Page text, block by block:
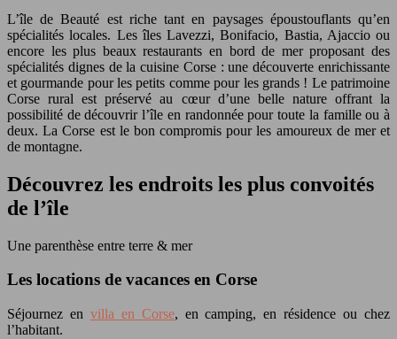
L’île de Beauté est riche tant en paysages époustouflants qu’en
spécialités locales. Les îles Lavezzi, Bonifacio, Bastia, Ajaccio ou
encore les plus beaux restaurants en bord de mer proposant des
spécialités dignes de la cuisine Corse : une découverte enrichissante
et gourmande pour les petits comme pour les grands ! Le patrimoine
Corse rural est préservé au cœur d’une belle nature offrant la
possibilité de découvrir l’île en randonnée pour toute la famille ou à
deux. La Corse est le bon compromis pour les amoureux de mer et
de montagne.
Découvrez les endroits les plus convoités
de l’île
Une parenthèse entre terre & mer
Les locations de vacances en Corse
Séjournez en villa en Corse, en camping, en résidence ou chez
l’habitant.